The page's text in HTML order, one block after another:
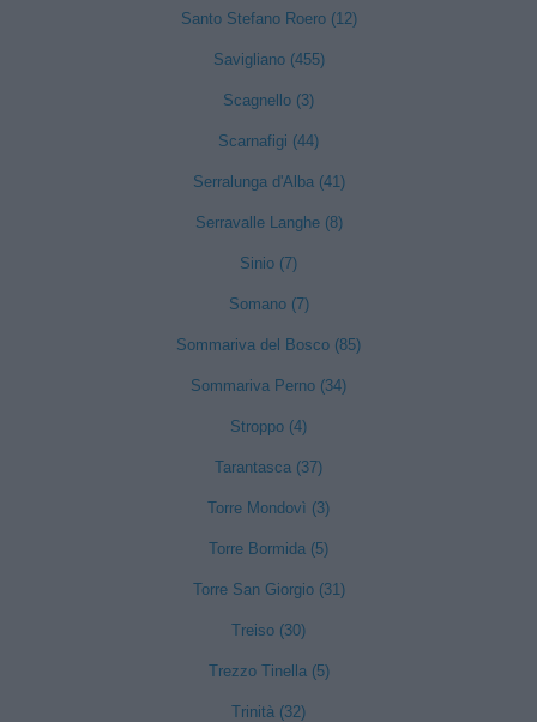
Santo Stefano Roero (12)
Savigliano (455)
Scagnello (3)
Scarnafigi (44)
Serralunga d'Alba (41)
Serravalle Langhe (8)
Sinio (7)
Somano (7)
Sommariva del Bosco (85)
Sommariva Perno (34)
Stroppo (4)
Tarantasca (37)
Torre Mondovì (3)
Torre Bormida (5)
Torre San Giorgio (31)
Treiso (30)
Trezzo Tinella (5)
Trinità (32)